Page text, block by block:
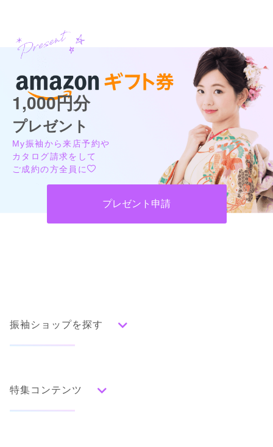
1,000円分
プレゼント
My振袖から来店予約や
カタログ請求をして
ご成約の方全員に
プレゼント申請
振袖ショップを探す
みんなの振袖ランキングトップ
色別ランキング
口コミから探す
特集コンテンツ